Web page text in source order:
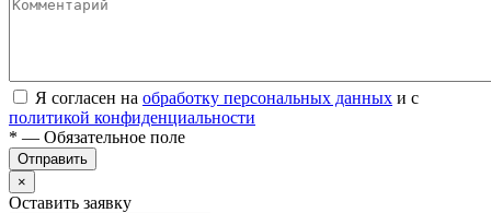
Я согласен на обработку персональных данных и с
политикой конфиденциальности
* — Обязательное поле
Отправить
×
Оставить заявку